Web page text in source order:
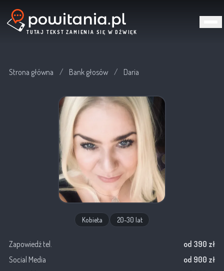
TUTAJ TEKST ZAMIENIA SIĘ W DŹWIĘK
Strona główna / Bank głosów / Daria
Kobieta 20-30 lat
Zapowiedź tel.
od 390 zł
Social Media
od 900 zł